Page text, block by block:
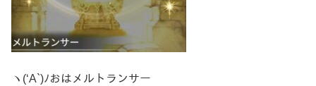
ヽ(‘A`)ﾉおはメルトランサー